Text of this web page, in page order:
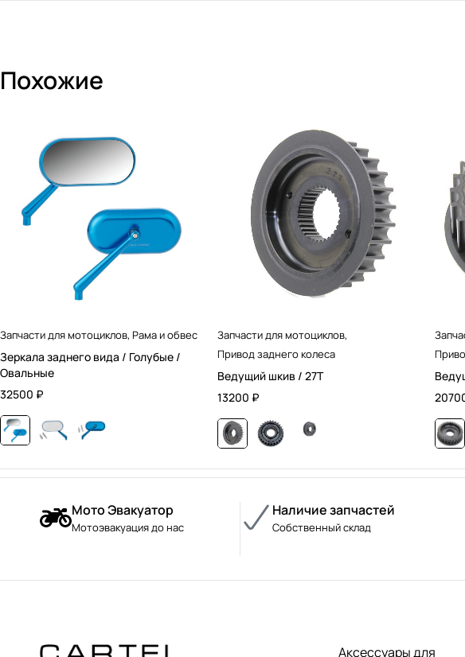
Похожие
Запчасти для мотоциклов, Рама и обвес
Зеркала заднего вида / Голубые /
Овальные
32500 ₽
Запчасти для мотоциклов,
Привод заднего колеса
Ведущий шкив / 27T
13200 ₽
Мото Эвакуатор
Мотоэвакуация до нас
Наличие запчастей
Собственный склад
Аксессуары для